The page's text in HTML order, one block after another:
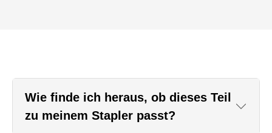
Wie finde ich heraus, ob dieses Teil
zu meinem Stapler passt?